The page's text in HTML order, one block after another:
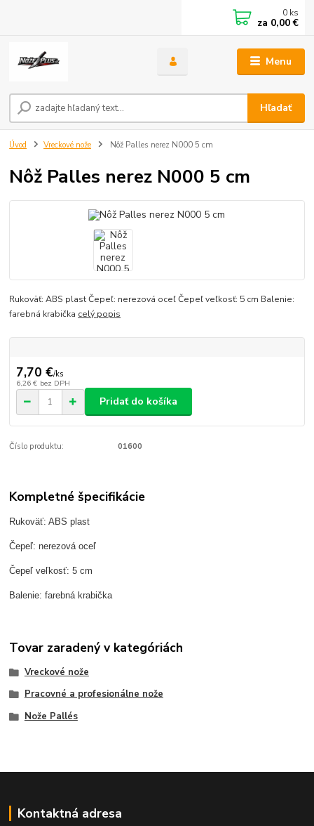
Menu
Hľadať
0 ks
za 0,00 €
Úvod Vreckové nože Nôž Palles nerez N000 5 cm
Nôž Palles nerez N000 5 cm
Rukoväť: ABS plast Čepeľ: nerezová oceľ Čepeľ veľkosť: 5 cm Balenie:
farebná krabička celý popis
7,70 €/ks
6,26 € bez DPH
Pridať do košíka
Číslo produktu: 01600
Kompletné špecifikácie
Rukoväť: ABS plast
Čepeľ: nerezová oceľ
Čepeľ veľkosť: 5 cm
Balenie: farebná krabička
Tovar zaradený v kategóriách
Vreckové nože
Pracovné a profesionálne nože
Nože Pallés
Kontaktná adresa